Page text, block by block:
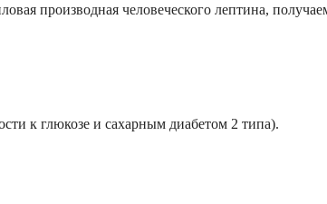
производная человеческого лептина,
к глюкозе и сахарным диабетом 2 типа).